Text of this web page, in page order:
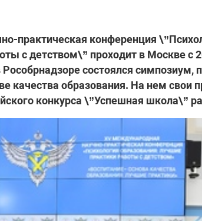
практическая конференция
с детством\” проходит в Москве с
Рособрнадзоре состоялся
качества образования. На нем свои
конкурса \”Успешная школа\”